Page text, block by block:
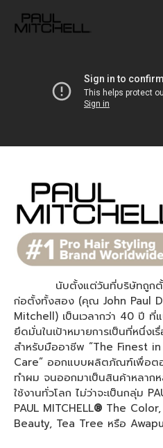
นับตั้งแต่วันที่บริษัทถูกตั้งขึ้
ก่อตั้งทั้งสอง (คุณ John Paul
Mitchell) เป็นเวลากว่า 40 ปี ที่
ยึดมั่นในเป้าหมายการเป็นที่หนึ่ง
สำหรับมืออาชีพ “The Finest
Care” ออกแบบผลิตภัณฑ์เพื่อต
ทำผม จนออกมาเป็นสินค้าหลาก
ใช้งานทั่วโลก ไม่ว่าจะเป็นกลุ่ม
PAUL MITCHELL® The Color,
Beauty, Tea Tree หรือ